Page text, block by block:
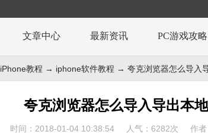
文章中心 最新资讯 PC游戏攻略
iPhone教程 → iphone软件教程 → 夸克浏览器怎么导入
夸克浏览器怎么导入导出本
时间：2018-01-04 10:38:54 人气： 6282次 作